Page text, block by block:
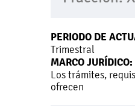
PERIODO DE
Trimestral
MARCO JURÍDICO:
Los trámites,
ofrecen